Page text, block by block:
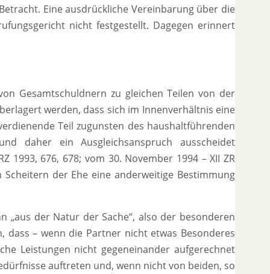
Eine ausdrückliche Vereinbarung über die
nicht festgestellt. Dagegen erinnert
Gesamtschuldnern zu gleichen Teilen von der
werden, dass sich im Innenverhältnis eine
Teil zugunsten des haushaltführenden
daher ein Ausgleichsanspruch ausscheidet
1993, 676, 678; vom 30. November 1994 – XII ZR
Scheitern der Ehe eine anderweitige Bestimmung
„aus der Natur der Sache“, also der besonderen
dass – wenn die Partner nicht etwas Besonderes
Leistungen nicht gegeneinander aufgerechnet
auftreten und, wenn nicht von beiden, so